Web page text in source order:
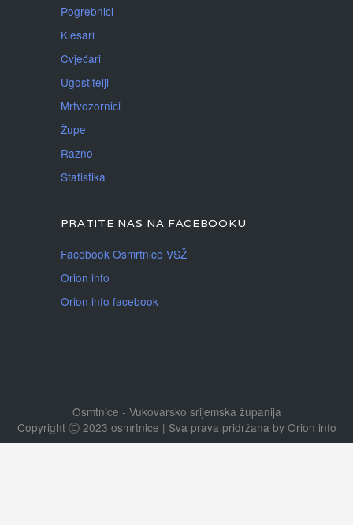
Pogrebnici
Klesari
Cvjećari
Ugostitelji
Mrtvozornici
Župe
Razno
Statistika
PRATITE NAS NA FACEBOOKU
Facebook Osmrtnice VSŽ
Orion info
Orion info facebook
Osmtnice - Vukovarsko srijemska županija
Copyright Ⓒ 2023 osmrtnice | Sva prava pridržana by Orion info